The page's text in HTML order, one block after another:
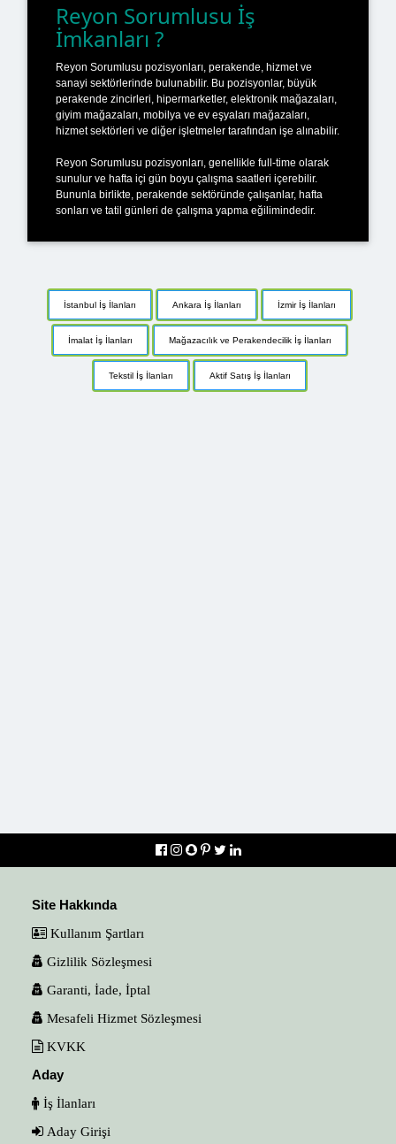
Reyon Sorumlusu İş
İmkanları ?
Reyon Sorumlusu pozisyonları, perakende, hizmet ve
sanayi sektörlerinde bulunabilir. Bu pozisyonlar, büyük
perakende zincirleri, hipermarketler, elektronik mağazaları,
giyim mağazaları, mobilya ve ev eşyaları mağazaları,
hizmet sektörleri ve diğer işletmeler tarafından işe alınabilir.
Reyon Sorumlusu pozisyonları, genellikle full-time olarak
sunulur ve hafta içi gün boyu çalışma saatleri içerebilir.
Bununla birlikte, perakende sektöründe çalışanlar, hafta
sonları ve tatil günleri de çalışma yapma eğilimindedir.
İstanbul İş İlanları Ankara İş İlanları İzmir İş İlanları
İmalat İş İlanları Mağazacılık ve Perakendecilik İş İlanları
Tekstil İş İlanları Aktif Satış İş İlanları
Site Hakkında
Kullanım Şartları
Gizlilik Sözleşmesi
Garanti, İade, İptal
Mesafeli Hizmet Sözleşmesi
KVKK
Aday
İş İlanları
Aday Girişi